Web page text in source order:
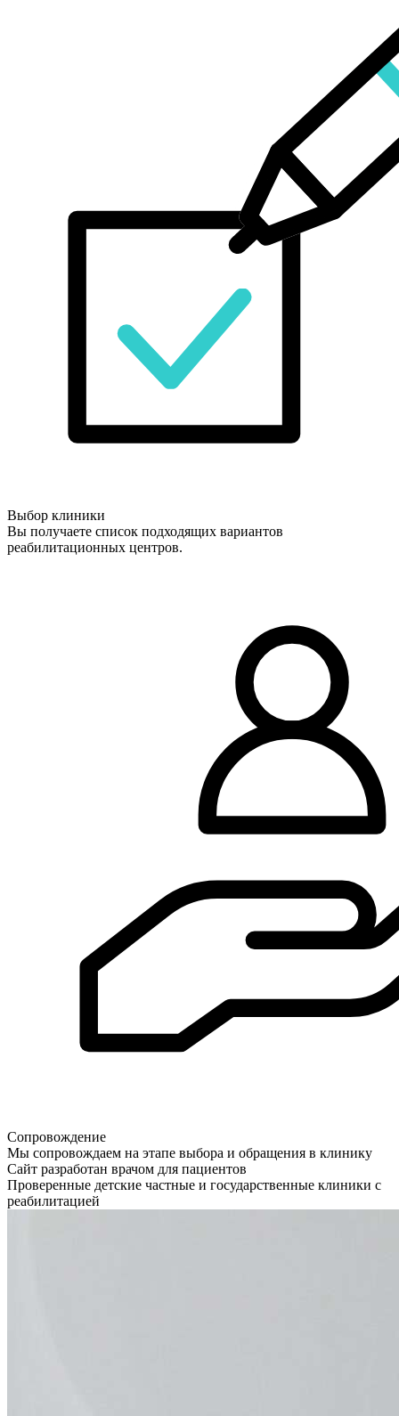
Выбор клиники
Вы получаете список подходящих вариантов
реабилитационных центров.
Сопровождение
Мы сопровождаем на этапе выбора и обращения в клинику
Сайт разработан врачом для пациентов
Проверенные детские частные и государственные клиники с
реабилитацией